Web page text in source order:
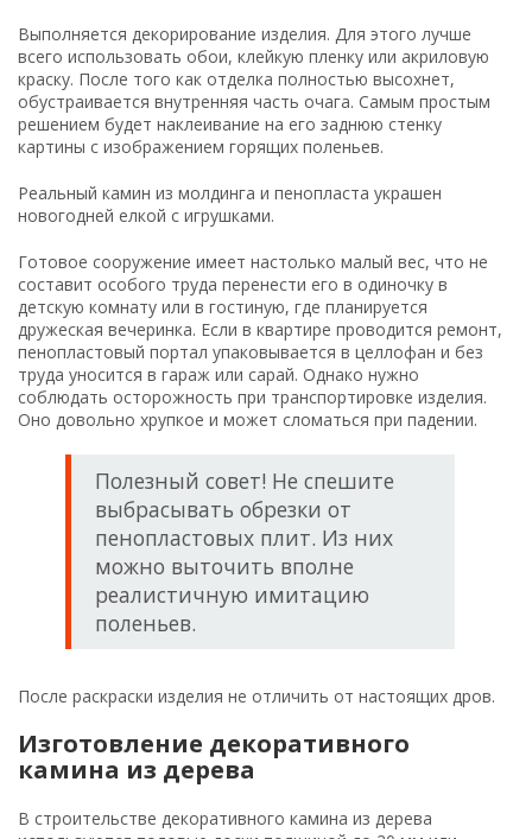
Выполняется декорирование изделия. Для этого лучше
всего использовать обои, клейкую пленку или акриловую
краску. После того как отделка полностью высохнет,
обустраивается внутренняя часть очага. Самым простым
решением будет наклеивание на его заднюю стенку
картины с изображением горящих поленьев.
Реальный камин из молдинга и пенопласта украшен
новогодней елкой с игрушками.
Готовое сооружение имеет настолько малый вес, что не
составит особого труда перенести его в одиночку в
детскую комнату или в гостиную, где планируется
дружеская вечеринка. Если в квартире проводится ремонт,
пенопластовый портал упаковывается в целлофан и без
труда уносится в гараж или сарай. Однако нужно
соблюдать осторожность при транспортировке изделия.
Оно довольно хрупкое и может сломаться при падении.
Полезный совет! Не спешите
выбрасывать обрезки от
пенопластовых плит. Из них
можно выточить вполне
реалистичную имитацию
поленьев.
После раскраски изделия не отличить от настоящих дров.
Изготовление декоративного
камина из дерева
В строительстве декоративного камина из дерева